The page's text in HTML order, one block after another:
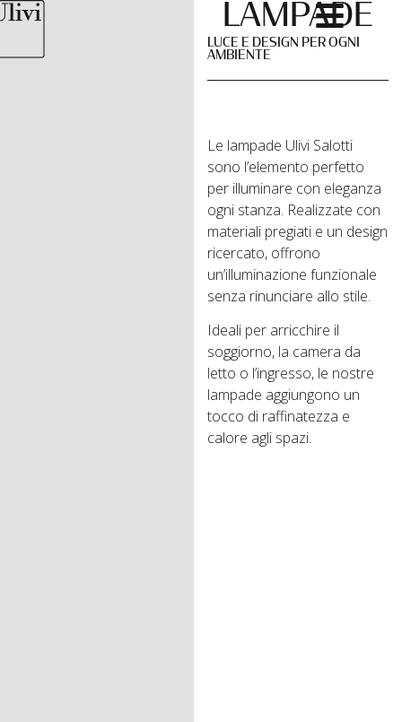
LAMPADE
LUCE E DESIGN PER OGNI
AMBIENTE
Le lampade Ulivi Salotti
sono l’elemento perfetto
per illuminare con eleganza
ogni stanza. Realizzate con
materiali pregiati e un design
ricercato, offrono
un’illuminazione funzionale
senza rinunciare allo stile.
Ideali per arricchire il
soggiorno, la camera da
letto o l’ingresso, le nostre
lampade aggiungono un
tocco di raffinatezza e
calore agli spazi.